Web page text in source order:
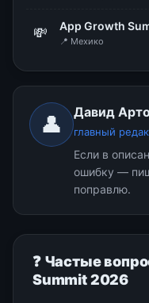
💸 App Growth
📍 Мехико
👤 Давид
главный
Если в
ошибку —
поправлю.
❓ Частые
Summit 2026